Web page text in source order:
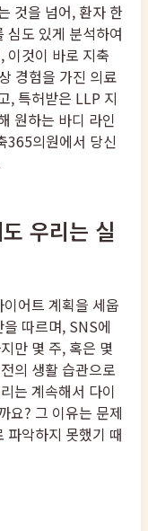
것을 넘어, 환자 한
심도 있게 분석하여
이것이 바로 지축
경험을 가진 의료
, 특허받은 LLP 지
원하는 바디 라인
365의원에서 당신
우리는 실
어트 계획을 세웁
따르며, SNS에
만 몇 주, 혹은 몇
의 생활 습관으로
는 계속해서 다이
요? 그 이유는 문제
파악하지 못했기 때